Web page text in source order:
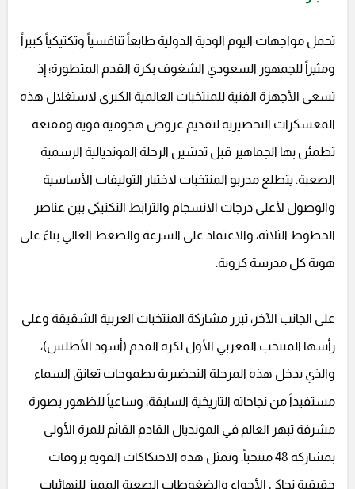
تحمل مواجهات اليوم الودية الدولية طابعاً تنافسياً وتكتيكياً كبيراً
ومثيراً للجمهور السعودي الشغوف بكرة القدم المتطورة؛ إذ
تسعى الأجهزة الفنية للمنتخبات العالمية الكبرى لاستغلال هذه
المعسكرات التحضيرية لتقديم عروض هجومية قوية ومقنعة
تطمئن بها الجماهير قبل تدشين الرحلة المونديالية الرسمية
الصعبة. يتطلع مدربو المنتخبات لاختبار التوليفات الأساسية
والوصول لأعلى درجات الانسجام والترابط التكتيكي بين عناصر
الخطوط الثلاثة، والاعتماد على السرعة والضغط العالي بناءً على
هوية كل مدرسة كروية.
على الجانب الآخر، تبرز مشاركة المنتخبات العربية الشقيقة وعلى
رأسها المنتخب المغربي الأول لكرة القدم (أسود الأطلس)،
والذي يدخل هذه المرحلة التحضيرية بطموحات تعانق السماء
مستفيداً من نجاحاته التاريخية السابقة، وساعياً للظهور بصورة
مشرفة تبهر العالم في المونديال القادم القائم للمرة الأولى
بمشاركة 48 منتخباً. وتمثل هذه الاحتكاكات القوية بروفات
حقيقية تحاكي الأجواء والضغوطات الصعبة المميز للنهائيات